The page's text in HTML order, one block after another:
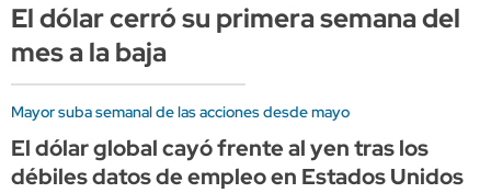
El dólar cerró su primera semana del
mes a la baja
Mayor suba semanal de las acciones desde mayo
El dólar global cayó frente al yen tras los
débiles datos de empleo en Estados Unidos